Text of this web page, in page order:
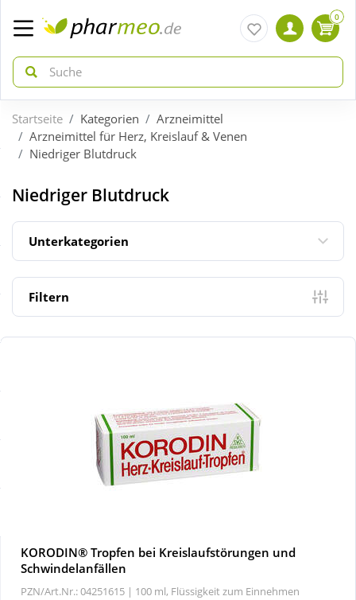
zurück
Aktuelle Coupons
Neuheiten
zurück
Arzneimittel
Diabetes
Natur & Homöopathie
0
Startseite Kategorien
Arzneimittel
Arzneimittel für Herz, Kreislauf & Venen
Niedriger Blutdruck
Niedriger Blutdruck
Unterkategorien
Filtern
KORODIN® Tropfen bei Kreislaufstörungen und
Schwindelanfällen
PZN/Art.Nr.: 04251615 | 100 ml, Flüssigkeit zum Einnehmen